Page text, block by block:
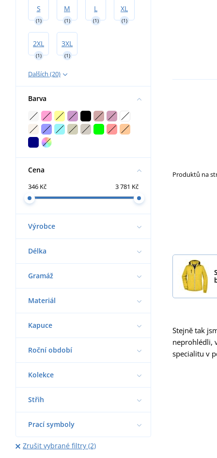
S
(1)
M
(1)
L
(1)
XL
(1)
2XL
(1)
3XL
(1)
Dalších (20)
Barva
Cena
346 Kč 3 781 Kč
Výrobce
Délka
Gramáž
Materiál
Kapuce
Roční období
Kolekce
Střih
Prací symboly
Zrušit vybrané filtry (2)
Produktů na
Stejně tak
neprohlédli,
specialitu v